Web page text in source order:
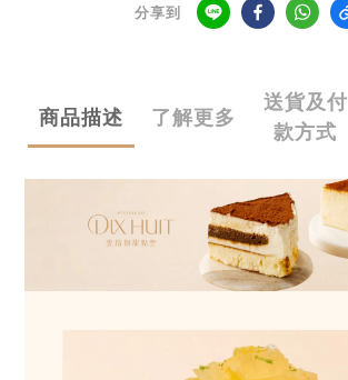
分享到
商品描述 了解更多
送貨及付
款方式